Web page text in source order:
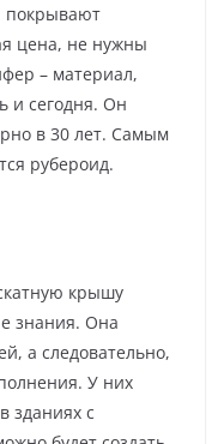
покрывают
цена, не нужны
– материал,
и сегодня. Он
в 30 лет. Самым
рубероид.
крышу
знания. Она
а следовательно,
У них
зданиях с